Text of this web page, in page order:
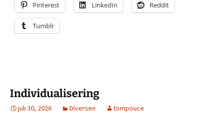
Pinterest LinkedIn Reddit
Tumblr
Individualisering
juli 30, 2026 Diversen tompouce